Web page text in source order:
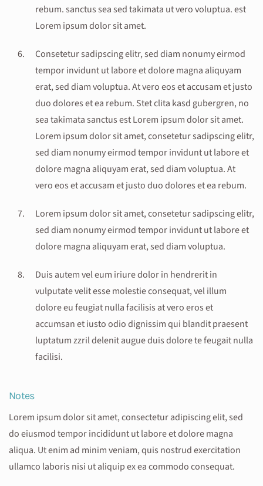
rebum. sanctus sea sed takimata ut vero voluptua. est
Lorem ipsum dolor sit amet.
Consetetur sadipscing elitr, sed diam nonumy eirmod
tempor invidunt ut labore et dolore magna aliquyam
erat, sed diam voluptua. At vero eos et accusam et justo
duo dolores et ea rebum. Stet clita kasd gubergren, no
sea takimata sanctus est Lorem ipsum dolor sit amet.
Lorem ipsum dolor sit amet, consetetur sadipscing elitr,
sed diam nonumy eirmod tempor invidunt ut labore et
dolore magna aliquyam erat, sed diam voluptua. At
vero eos et accusam et justo duo dolores et ea rebum.
Lorem ipsum dolor sit amet, consetetur sadipscing elitr,
sed diam nonumy eirmod tempor invidunt ut labore et
dolore magna aliquyam erat, sed diam voluptua.
Duis autem vel eum iriure dolor in hendrerit in
vulputate velit esse molestie consequat, vel illum
dolore eu feugiat nulla facilisis at vero eros et
accumsan et iusto odio dignissim qui blandit praesent
luptatum zzril delenit augue duis dolore te feugait nulla
facilisi.
Notes
Lorem ipsum dolor sit amet, consectetur adipiscing elit, sed
do eiusmod tempor incididunt ut labore et dolore magna
aliqua. Ut enim ad minim veniam, quis nostrud exercitation
ullamco laboris nisi ut aliquip ex ea commodo consequat.